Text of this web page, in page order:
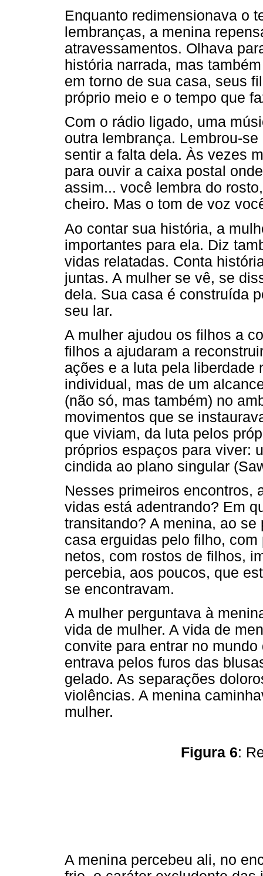
Enquanto redimensionava o
lembranças, a menina
atravessamentos. Olhava
história narrada, mas
em torno de sua casa, seus
próprio meio e o tempo que
Com o rádio ligado, uma
outra lembrança. Lembrou-
sentir a falta dela. Às vezes
para ouvir a caixa postal
assim... você lembra do
cheiro. Mas o tom de voz
Ao contar sua história, a
importantes para ela. Diz
vidas relatadas. Conta
juntas. A mulher se vê, se
dela. Sua casa é construída
seu lar.
A mulher ajudou os filhos a
filhos a ajudaram a
ações e a luta pela liberdade
individual, mas de um
(não só, mas também) no
movimentos que se
que viviam, da luta pelos
próprios espaços para viver:
cindida ao plano singular
Nesses primeiros encontros,
vidas está adentrando? Em
transitando? A menina, ao
casa erguidas pelo filho,
netos, com rostos de filhos,
percebia, aos poucos, que
se encontravam.
A mulher perguntava à
vida de mulher. A vida de
convite para entrar no
entrava pelos furos das
gelado. As separações
violências. A menina
mulher.
Figura 6:
A menina percebeu ali, no